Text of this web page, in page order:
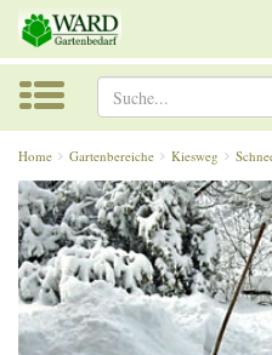
Home Gartenbereiche Kiesweg